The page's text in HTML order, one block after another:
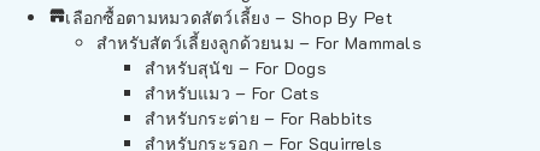
เลือกซื้อตามหมวดสัตว์เลี้ยง – Shop By Pet
สำหรับสัตว์เลี้ยงลูกด้วยนม – For Mammals
สำหรับสุนัข – For Dogs
สำหรับแมว – For Cats
สำหรับกระต่าย – For Rabbits
สำหรับกระรอก – For Squirrels